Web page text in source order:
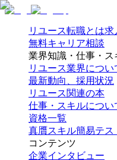
リユース転職とは求
無料キャリア相談
業界知識・仕事・ス
リユース業界につい
最新動向、採用状況
リユース関連の本
仕事・スキルについ
資格一覧
真贋スキル簡易テス
コンテンツ
企業インタビュー